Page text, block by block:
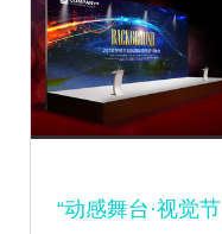
“动感舞台·视觉节